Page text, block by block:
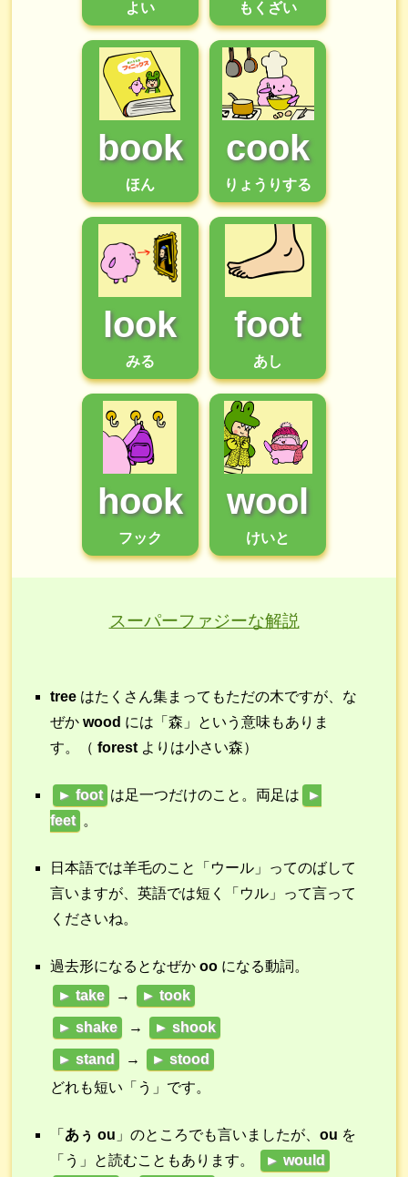
よい もくざい
book
ほん
cook
りょうりする
look
みる
foot
あし
hook
フック
wool
けいと
スーパーファジーな解説
tree はたくさん集まってもただの木ですが、な
ぜか wood には「森」という意味もありま
す。（ forest よりは小さい森）
► foot は足一つだけのこと。両足は
►
feet 。
日本語では羊毛のこと「ウール」ってのばして
言いますが、英語では短く「ウル」って言って
くださいね。
過去形になるとなぜか oo になる動詞。
► take
→ ► took
► shake → ► shook
► stand →
► stood
どれも短い「う」です。
「 あぅ ou 」のところでも言いましたが、ou を
「う」と読むこともあります。
► would